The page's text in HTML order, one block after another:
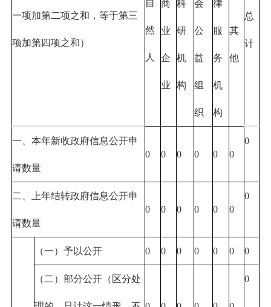
一项加第二项之和，等于第三
项加第四项之和）
自
然
人
总
计
商
业
企
业
科
研
机
构
会
公
益
组
织
律
服
务
机
构
其
他
一、本年新收政府信息公开申
请数量
0 0 0 0 0 0
0
二、上年结转政府信息公开申
请数量
0 0 0 0 0 0
0
（一）予以公开 0 0 0 0 0 0 0
（二）部分公开（区分处 0